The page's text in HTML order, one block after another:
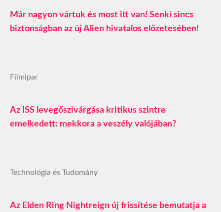
Már nagyon vártuk és most itt van! Senki sincs
biztonságban az új Alien hivatalos előzetesében!
Filmipar
Az ISS levegőszivárgása kritikus szintre
emelkedett: mekkora a veszély valójában?
Technológia és Tudomány
Az Elden Ring Nightreign új frissítése bemutatja a